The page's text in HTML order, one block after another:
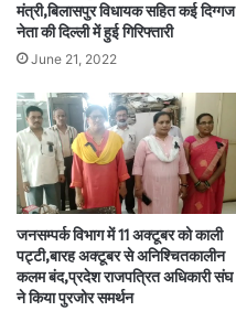
मंत्री,बिलासपुर विधायक सहित कई दिग्गज
नेता की दिल्ली में हुई गिरिफ्तारी
June 21, 2022
जनसम्पर्क विभाग में 11 अक्टूबर को काली
पट्टी,बारह अक्टूबर से अनिश्चितकालीन
कलम बंद,प्रदेश राजपत्रित अधिकारी संघ
ने किया पुरजोर समर्थन